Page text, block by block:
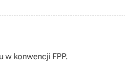
w konwencji FPP.